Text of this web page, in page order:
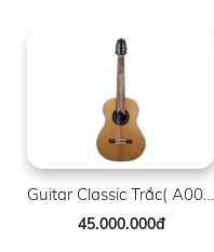
Guitar Classic Trắc( A001 )
45.000.000đ